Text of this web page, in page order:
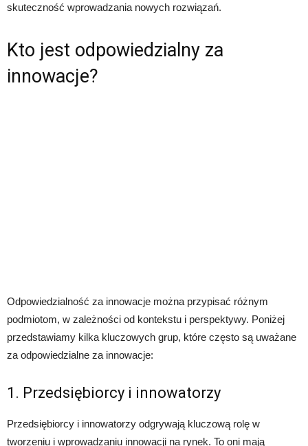
skuteczność wprowadzania nowych rozwiązań.
Kto jest odpowiedzialny za
innowacje?
Odpowiedzialność za innowacje można przypisać różnym
podmiotom, w zależności od kontekstu i perspektywy. Poniżej
przedstawiamy kilka kluczowych grup, które często są uważane
za odpowiedzialne za innowacje:
1. Przedsiębiorcy i innowatorzy
Przedsiębiorcy i innowatorzy odgrywają kluczową rolę w
tworzeniu i wprowadzaniu innowacji na rynek. To oni mają